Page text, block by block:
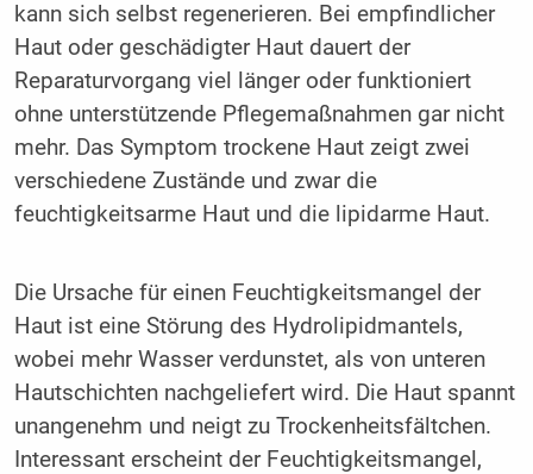
kann sich selbst regenerieren. Bei empfindlicher
Haut oder geschädigter Haut dauert der
Reparaturvorgang viel länger oder funktioniert
ohne unterstützende Pflegemaßnahmen gar nicht
mehr. Das Symptom trockene Haut zeigt zwei
verschiedene Zustände und zwar die
feuchtigkeitsarme Haut und die lipidarme Haut.
Die Ursache für einen Feuchtigkeitsmangel der
Haut ist eine Störung des Hydrolipidmantels,
wobei mehr Wasser verdunstet, als von unteren
Hautschichten nachgeliefert wird. Die Haut spannt
unangenehm und neigt zu Trockenheitsfältchen.
Interessant erscheint der Feuchtigkeitsmangel,